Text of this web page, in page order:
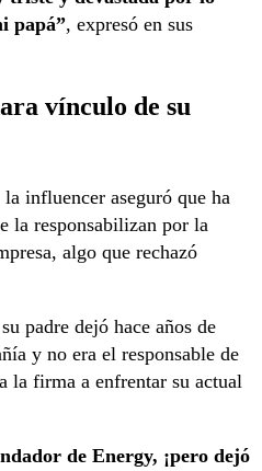
papá”, expresó en sus
vínculo de su
influencer aseguró que ha
la responsabilizan por la
algo que rechazó
padre dejó hace años de
y no era el responsable de
la firma a enfrentar su actual
de Energy, ¡pero dejó